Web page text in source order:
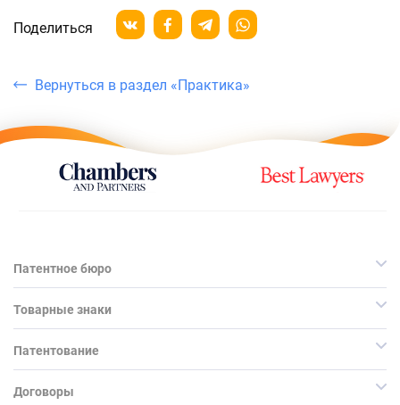
Поделиться
Вернуться в раздел «Практика»
Патентное бюро
Товарные знаки
Патентование
Договоры